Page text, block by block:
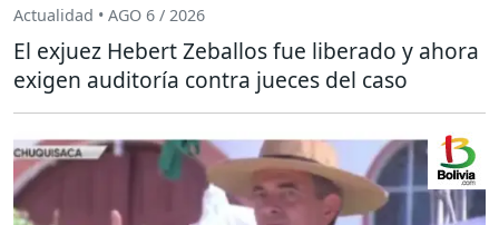
Actualidad • AGO 6 / 2026
El exjuez Hebert Zeballos fue liberado y ahora
exigen auditoría contra jueces del caso